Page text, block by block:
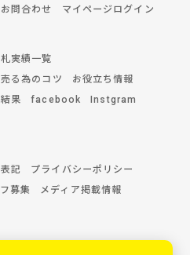
問合わせ マイページログイン
実績一覧
る為のコツ
お役立ち情報
果 facebook
Instgram
記
プライバシーポリシー
募集
メディア掲載情報